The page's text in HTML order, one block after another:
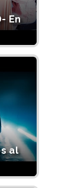
En
al